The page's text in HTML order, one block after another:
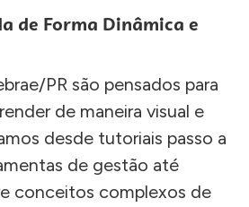
de Forma Dinâmica e
PR são pensados para
de maneira visual e
desde tutoriais passo a
de gestão até
conceitos complexos de